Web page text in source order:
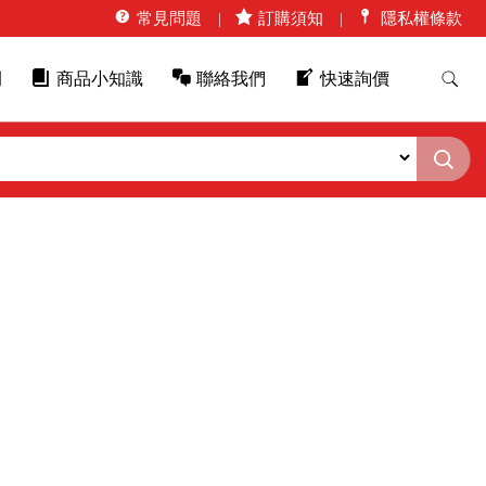
常見問題 訂購須知 隱私權條款
商品小知識 聯絡我們 快速詢價